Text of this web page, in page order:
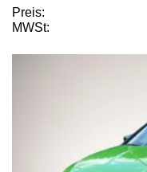
Preis:
MWSt: